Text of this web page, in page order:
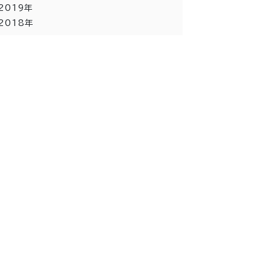
年
年